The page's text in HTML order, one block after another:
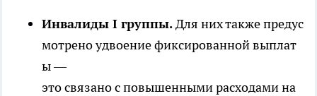
Инвалиды I группы.Для них также предус
мотрено удвоение фиксированной выплат
ы —
это связано с повышенными расходами на